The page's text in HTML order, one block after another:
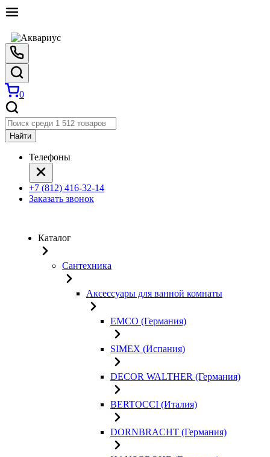
0
Найти
Телефоны
+7 (812) 416-32-14
Заказать звонок
Каталог
Сантехника
Аксессуары для ванной комнаты
EMCO (Германия)
SIMEX (Испания)
DECOR WALTHER (Германия)
BERTOCCI (Италия)
DORNBRACHT (Германия)